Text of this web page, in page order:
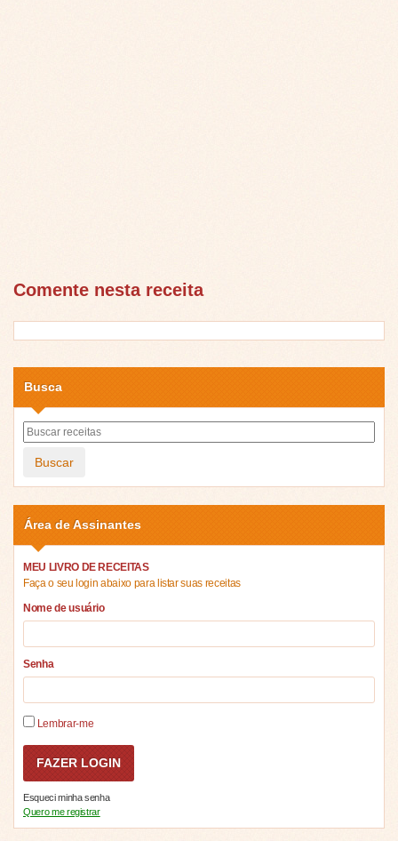
Comente nesta receita
Busca
Buscar
Área de Assinantes
MEU LIVRO DE RECEITAS
Faça o seu login abaixo para listar suas receitas
Nome de usuário
Senha
Lembrar-me
Esqueci minha senha
Quero me registrar